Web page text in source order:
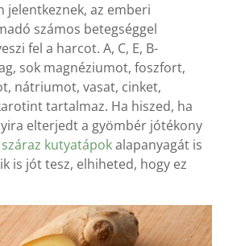
jelentkeznek, az emberi
számos betegséggel
fel a harcot. A, C, E, B-
sok magnéziumot, foszfort,
nátriumot, vasat, cinket,
tartalmaz. Ha hiszed, ha
elterjedt a gyömbér jótékony
száraz kutyatápokalapanyagát is
is jót tesz, elhiheted, hogy ez